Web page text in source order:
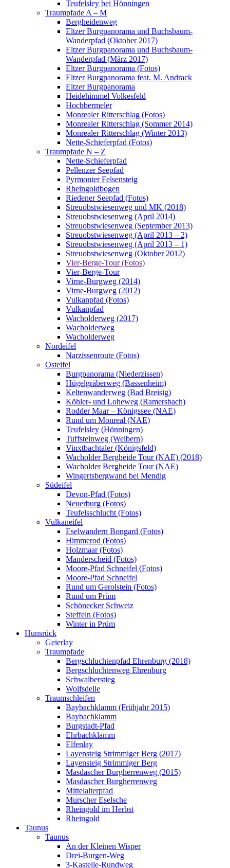
Teufelsley bei Hönningen
Traumpfade A – M
Bergheidenweg
Eltzer Burgpanorama und Buchsbaum-
Wanderpfad (Oktober 2017)
Eltzer Burgpanorama und Buchsbaum-
Wanderpfad (März 2017)
Eltzer Burgpanorama (Fotos)
Eltzer Burgpanorama feat. M. Andrack
Eltzer Burgpanorama
Heidehimmel Volkesfeld
Hochbermeler
Monrealer Ritterschlag (Fotos)
Monrealer Ritterschlag (Sommer 2014)
Monrealer Ritterschlag (Winter 2013)
Nette-Schieferpfad (Fotos)
Traumpfade N – Z
Nette-Schieferpfad
Pellenzer Seepfad
Pyrmonter Felsensteig
Rheingoldbogen
Riedener Seepfad (Fotos)
Streuobstwiesenweg und MK (2018)
Streuobstwiesenweg (April 2014)
Streuobstwiesenweg (September 2013)
Streuobstwiesenweg (April 2013 – 2)
Streuobstwiesenweg (April 2013 – 1)
Streuobstwiesenweg (Oktober 2012)
Vier-Berge-Tour (Fotos)
Vier-Berge-Tour
Virne-Burgweg (2014)
Virne-Burgweg (2012)
Vulkanpfad (Fotos)
Vulkanpfad
Wacholderweg (2017)
Wacholderweg
Wacholderweg
Nordeifel
Narzissenroute (Fotos)
Osteifel
Burgpanorama (Niederzissen)
Hügelgräberweg (Bassenheim)
Keltenwanderweg (Bad Breisig)
Köhler- und Loheweg (Ramersbach)
Rodder Maar – Königssee (NAE)
Rund um Monreal (NAE)
Teufelsley (Hönningen)
Tuffsteinweg (Weibern)
Vinxtbachtaler (Königsfeld)
Wacholder Bergheide Tour (NAE) (2018)
Wacholder Bergheide Tour (NAE)
Wingertsbergwand bei Mendig
Südeifel
Devon-Pfad (Fotos)
Neuerburg (Fotos)
Teufelsschlucht (Fotos)
Vulkaneifel
Eselwandern Bongard (Fotos)
Himmerod (Fotos)
Holzmaar (Fotos)
Manderscheid (Fotos)
Moore-Pfad Schneifel (Fotos)
Moore-Pfad Schneifel
Rund um Gerolstein (Fotos)
Rund um Prüm
Schönecker Schweiz
Steffeln (Fotos)
Winter in Prüm
Hunsrück
Geierlay
Traumpfade
Bergschluchtenpfad Ehrenburg (2018)
Bergschluchtenweg Ehrenburg
Schwalberstieg
Wolfsdelle
Traumschleifen
Baybachklamm (Frühjahr 2015)
Baybachklamm
Burgstadt-Pfad
Ehrbachklamm
Elfenlay
Layensteig Strimmiger Berg (2017)
Layensteig Strimmiger Berg
Masdascher Burgherrenweg (2015)
Masdascher Burgherrenweg
Mittelalterpfad
Murscher Eselsche
Rheingold im Herbst
Rheingold
Taunus
Taunus
An der Kleinen Wisper
Drei-Burgen-Weg
3-Kastelle-Rundweg